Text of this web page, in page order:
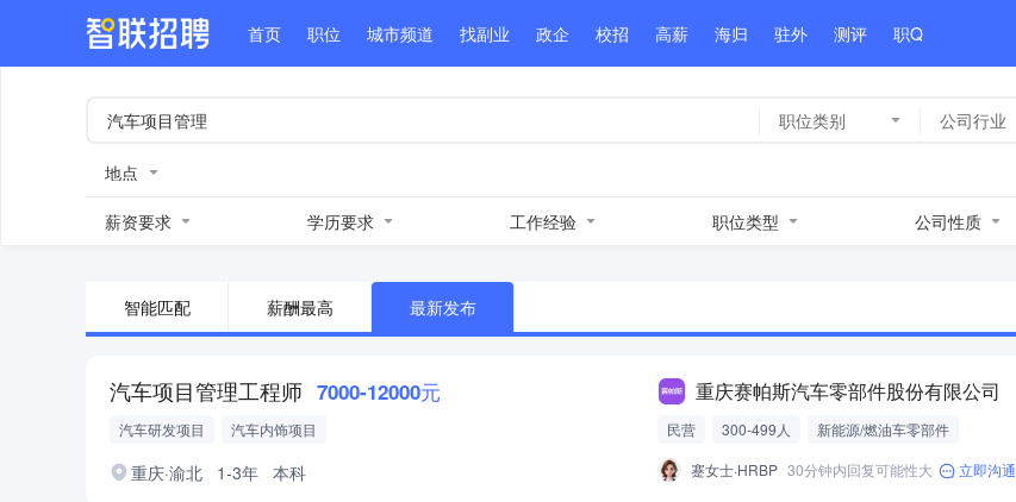
首页 职位 城市频道 找副业 政企 校招 高薪 海归 驻外 测评 职Q
职位类别 公司行业
地点
薪资要求 学历要求 工作经验 职位类型 公司性质
智能匹配 薪酬最高 最新发布
汽车项目管理工程师 7000-12000元
汽车研发项目 汽车内饰项目
重庆·渝北 1-3年 本科
重庆赛帕斯汽车零部件股份有限公司
民营 300-499人
新能源/燃油车零部件
蹇女士·HRBP 30分钟内回复可能性大 立即沟通